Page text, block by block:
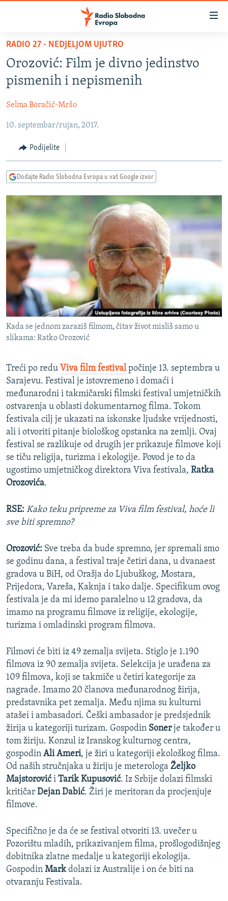
Pređite
glavni
sadržaj
Pređite
na
navigaciju
Pređite
pretragu
BOSNA I HERCEGOVINA
SRBIJA
KOSOVO
CRNA GORA
VIZUELNO
FOTOGALERIJE
INFOGRAFIKE
PODCASTI
RAT U UKRAJINI
KINA NA BALKANU
RSE PRIČE IZ SVIJETA
ISPRIČAJ MI
DNEVNO@RSE
SPECIJALI RSE
VIŠE OD NASLOVA
GENOCID U SREBRENICI
POPLAVE I KLIZIŠTA U BIH 2024.
POST SCRIPTUM
MOJA EVROPA
TRI DECENIJE OD RATA U BIH
SVE KARTE DEJTONA
NASTANAK I RASPAD JUGOSLAVIJE
PRATITE NAS
RADIO 27 - NEDJELJOM UJUTRO
Orozović: Film je divno jedinstvo
pismenih i nepismenih
Selma Boračić-Mršo
10. septembar/rujan, 2017.
Podijelite
Dodajte Radio Slobodna Evropa u vaš Google izvor
Kada se jednom zaraziš filmom, čitav život misliš samo u
slikama: Ratko Orozović
Treći po redu Viva film festivalpočinje 13. septembra u
Sarajevu. Festival je istovremeno i domaći i
međunarodni i takmičarski filmski festival umjetničkih
ostvarenja u oblasti dokumentarnog filma. Tokom
festivala cilj je ukazati na iskonske ljudske vrijednosti,
ali i otvoriti pitanje biološkog opstanka na zemlji. Ovaj
festival se razlikuje od drugih jer prikazuje filmove koji
se tiču religija, turizma i ekologije. Povod je to da
ugostimo umjetničkog direktora Viva festivala, Ratka
Orozovića.
RSE: Kako teku pripreme za Viva film festival, hoće li
sve biti spremno?
Orozović: Sve treba da bude spremno, jer spremali smo
se godinu dana, a festival traje četiri dana, u dvanaest
gradova u BiH, od Orašja do Ljubuškog, Mostara,
Prijedora, Vareša, Kaknja i tako dalje. Specifikum ovog
festivala je da mi idemo paralelno u 12 gradova, da
imamo na programu filmove iz religije, ekologije,
turizma i omladinski program filmova.
Filmovi će biti iz 49 zemalja svijeta. Stiglo je 1.190
filmova iz 90 zemalja svijeta. Selekcija je urađena za
109 filmova, koji se takmiče u četiri kategorije za
nagrade. Imamo 20 članova međunarodnog žirija,
predstavnika pet zemalja. Među njima su kulturni
atašei i ambasadori. Češki ambasador je predsjednik
žirija u kategoriji turizam. Gospodin Sonerje također u
tom žiriju. Konzul iz Iranskog kulturnog centra,
gospodin Ali Ameri, je žiri u kategoriji ekološkog filma.
Od naših stručnjaka u žiriju je meterologa Željko
Majstorovići Tarik Kupusović. Iz Srbije dolazi filmski
kritičar Dejan Dabić. Žiri je meritoran da procjenjuje
filmove.
Specifično je da će se festival otvoriti 13. uvečer u
Pozorištu mladih, prikazivanjem filma, prošlogodišnjeg
dobitnika zlatne medalje u kategoriji ekologija.
Gospodin Markdolazi iz Australije i on će biti na
otvaranju Festivala.